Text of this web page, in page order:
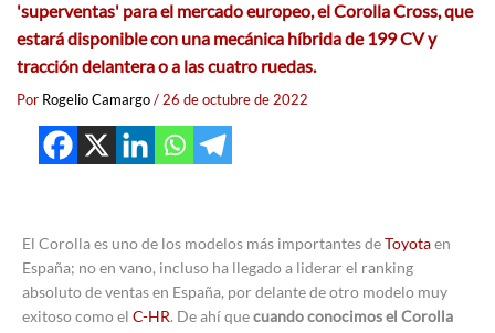
'superventas' para el mercado europeo, el Corolla Cross, que
estará disponible con una mecánica híbrida de 199 CV y
tracción delantera o a las cuatro ruedas.
Por Rogelio Camargo/ 26 de octubre de 2022
El Corolla es uno de los modelos más importantes deToyotaen
España; no en vano, incluso ha llegado a liderar el ranking
absoluto de ventas en España, por delante de otro modelo muy
exitoso como el C-HR. De ahí quecuando conocimos el Corolla